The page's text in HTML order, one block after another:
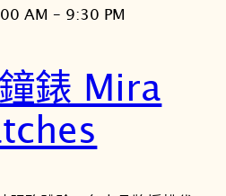
AM – 9:30 PM
錶 Mira